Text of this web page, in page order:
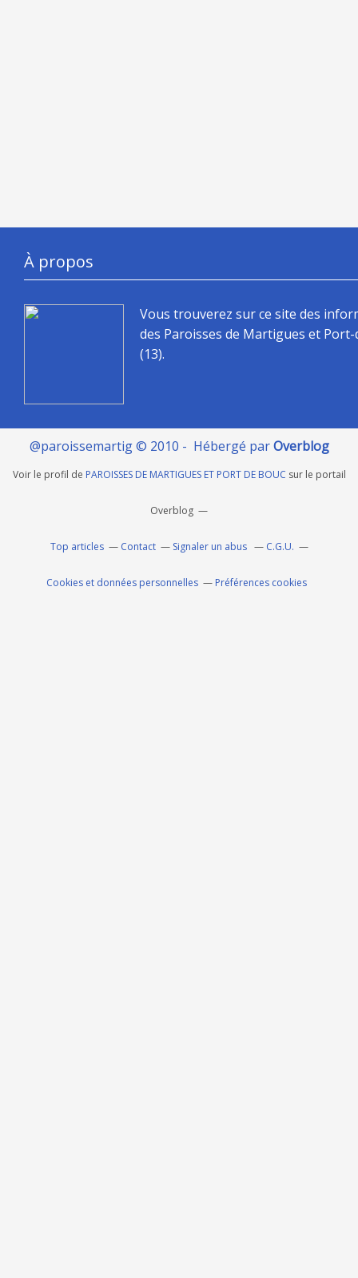
À propos
Vous trouverez sur ce site des
des Paroisses de Martigues et
(13).
@paroissemartig © 2010 - Hébergé parOverblog
Voir le profil de PAROISSES DE MARTIGUES ET PORT DE BOUC sur le portail
Overblog
Top articles Contact Signaler un abus C.G.U.
Cookies et données personnelles Préférences cookies